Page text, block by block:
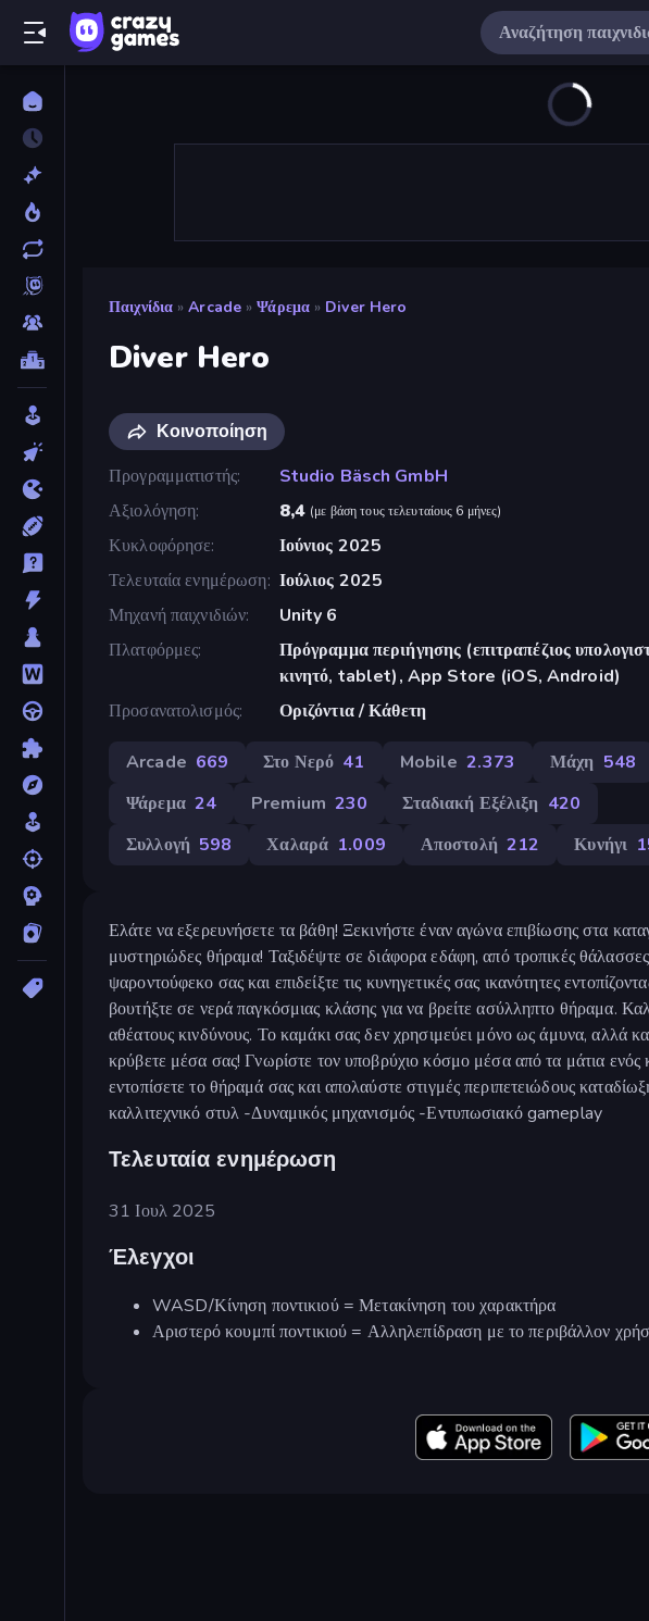
Παιχνίδια » Arcade » Ψάρεμα » Diver Hero
Diver Hero
Κοινοποίηση
Προγραμματιστής
Studio Bäsch GmbH
Αξιολόγηση
8,4 (με βάση τους τελευταίους 6 μήνες)
Κυκλοφόρησε
Ιούνιος 2025
Τελευταία ενημέρωση Ιούλιος 2025
Μηχανή παιχνιδιών
Unity 6
Πλατφόρμες
Πρόγραμμα περιήγησης (επιτραπέζιος
κινητό, tablet), App Store (iOS, Android)
Προσανατολισμός
Οριζόντια / Κάθετη
Arcade 669 Στο Νερό 41 Mobile 2.373 Μάχη 548
Ψάρεμα 24 Premium 230 Σταδιακή Εξέλιξη 420
Συλλογή 598 Χαλαρά 1.009 Αποστολή 212 Κυνήγι
Ελάτε να εξερευνήσετε τα βάθη! Ξεκινήστε έναν αγώνα επιβίωσης στα
μυστηριώδες θήραμα! Ταξιδέψτε σε διάφορα εδάφη, από τροπικές
ψαροντούφεκο σας και επιδείξτε τις κυνηγετικές σας ικανότητες
βουτήξτε σε νερά παγκόσμιας κλάσης για να βρείτε ασύλληπτο θήραμα.
αθέατους κινδύνους. Το καμάκι σας δεν χρησιμεύει μόνο ως άμυνα, αλλά
κρύβετε μέσα σας! Γνωρίστε τον υποβρύχιο κόσμο μέσα από τα μάτια
εντοπίσετε το θήραμά σας και απολαύστε στιγμές περιπετειώδους
καλλιτεχνικό στυλ -Δυναμικός μηχανισμός -Εντυπωσιακό gameplay
Τελευταία ενημέρωση
31 Ιουλ 2025
Έλεγχοι
WASD/Κίνηση ποντικιού = Μετακίνηση του χαρακτήρα
Αριστερό κουμπί ποντικιού = Αλληλεπίδραση με το περιβάλλον